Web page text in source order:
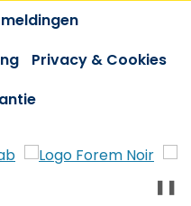
Privacy & Cookies
❚❚